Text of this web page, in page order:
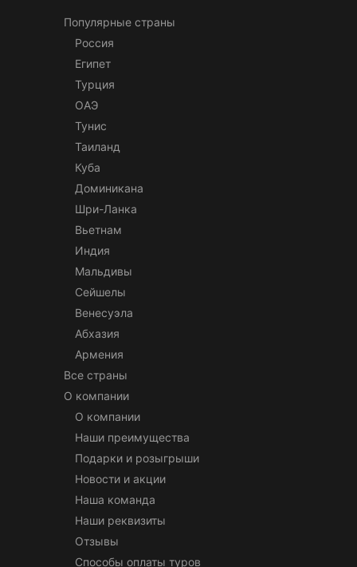
Популярные страны
Россия
Египет
Турция
ОАЭ
Тунис
Таиланд
Куба
Доминикана
Шри-Ланка
Вьетнам
Индия
Мальдивы
Сейшелы
Венесуэла
Абхазия
Армения
Все страны
О компании
О компании
Наши преимущества
Подарки и розыгрыши
Новости и акции
Наша команда
Наши реквизиты
Отзывы
Способы оплаты туров